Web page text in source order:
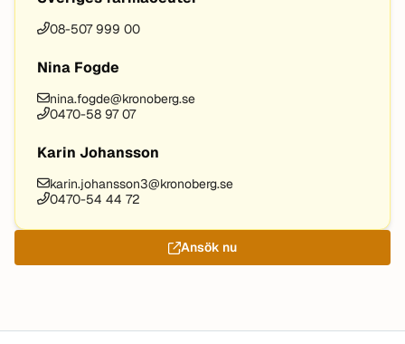
08-507 999 00
Nina Fogde
nina.fogde@kronoberg.se
0470-58 97 07
Karin Johansson
karin.johansson3@kronoberg.se
0470-54 44 72
Ansök nu